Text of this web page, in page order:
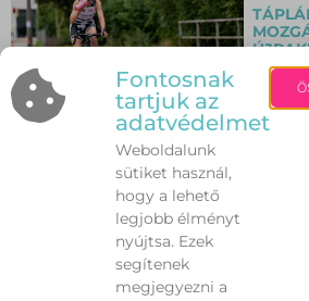
Fontosnak
tartjuk az
adatvédelmet
Weboldalunk
sütiket használ,
hogy a lehető
legjobb élményt
nyújtsa. Ezek
segítenek
megjegyezni a